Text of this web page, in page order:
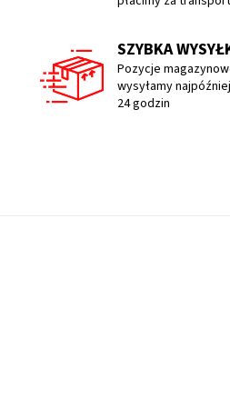
SZYBKA
Pozycje
wysyłamy
24 godzin